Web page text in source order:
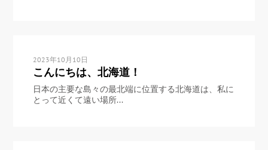
2023年10月10日
こんにちは、北海道！
日本の主要な島々の最北端に位置する北海道は、私に
とって近くて遠い場所...